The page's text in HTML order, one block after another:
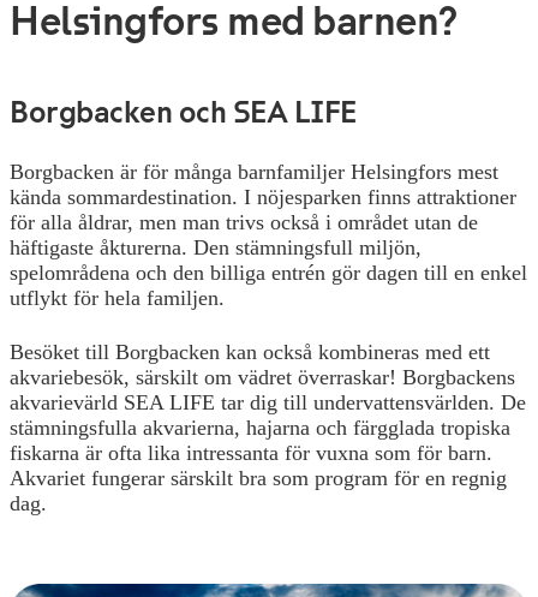
Helsingfors med barnen?
Borgbacken och SEA LIFE
Borgbacken är för många barnfamiljer Helsingfors mest
kända sommardestination. I nöjesparken finns attraktioner
för alla åldrar, men man trivs också i området utan de
häftigaste åkturerna. Den stämningsfull miljön,
spelområdena och den billiga entrén gör dagen till en enkel
utflykt för hela familjen.
Besöket till Borgbacken kan också kombineras med ett
akvariebesök, särskilt om vädret överraskar! Borgbackens
akvarievärld SEA LIFE tar dig till undervattensvärlden. De
stämningsfulla akvarierna, hajarna och färgglada tropiska
fiskarna är ofta lika intressanta för vuxna som för barn.
Akvariet fungerar särskilt bra som program för en regnig
dag.